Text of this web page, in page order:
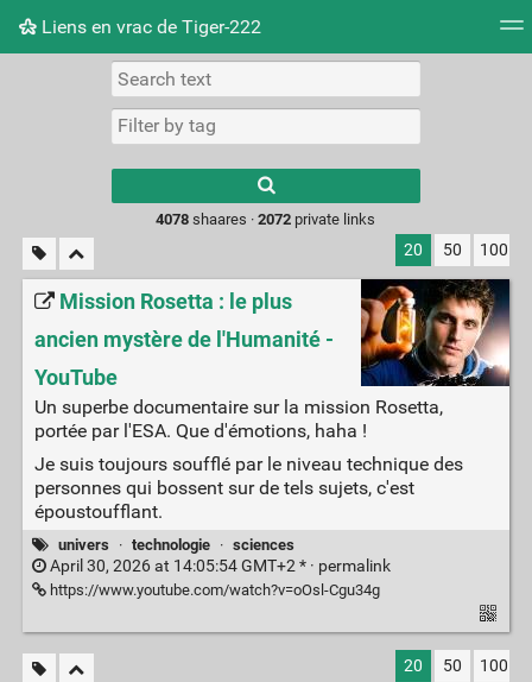
Liens en vrac de Tiger-222
Picture wall
results.
4078 shaares ·2072 private links
20 50 100
Mission Rosetta : le plus
ancien mystère de l'Humanité -
YouTube
Un superbe documentaire sur la mission Rosetta,
portée par l'ESA. Que d'émotions, haha !
Je suis toujours soufflé par le niveau technique des
personnes qui bossent sur de tels sujets, c'est
époustoufflant.
univers · technologie · sciences
April 30, 2026 at 14:05:54 GMT+2 * · permalink
https://www.youtube.com/watch?v=oOsl-Cgu34g
20 50 100